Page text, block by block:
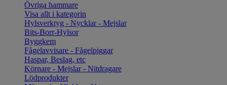
Övriga hammare
Visa allt i kategorin
Hylsverktyg - Nycklar - Mejslar
Bits-Borr-Hylsor
Byggkem
Fågelavvisare - Fågelpiggar
Haspar, Beslag, etc
Körnare - Mejslar - Nitdragare
Lödprodukter